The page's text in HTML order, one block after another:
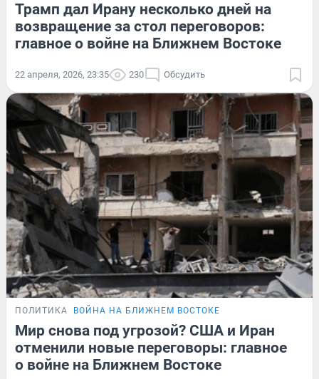
Трамп дал Ирану несколько дней на
возвращение за стол переговоров:
главное о войне на Ближнем Востоке
22 апреля, 2026, 23:35 230 Обсудить
ПОЛИТИКА ВОЙНА НА БЛИЖНЕМ ВОСТОКЕ
Мир снова под угрозой? США и Иран
отменили новые переговоры: главное
о войне на Ближнем Востоке